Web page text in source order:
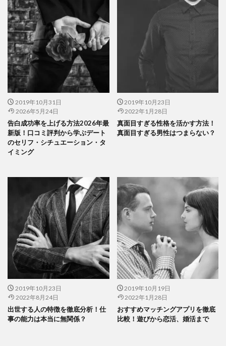
2019年10月31日
2026年5月24日
告白成功率を上げる方法2026年最
新版！口コミ評判から学ぶデート
のセリフ・シチュエーション・タ
イミング
2019年10月23日
2022年1月28日
真面目すぎる性格を活かす方法！
真面目すぎる男性はつまらない？
2019年10月23日
2022年8月24日
出世する人の特徴を徹底分析！仕
事の能力は本当に無関係？
2019年10月19日
2022年1月28日
おすすめマッチングアプリを徹底
比較！遊びから恋活、婚活まで